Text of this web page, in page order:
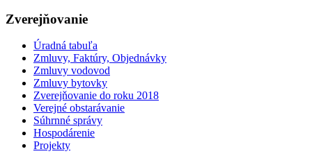
Zverejňovanie
Úradná tabuľa
Zmluvy, Faktúry, Objednávky
Zmluvy vodovod
Zmluvy bytovky
Zverejňovanie do roku 2018
Verejné obstarávanie
Súhrnné správy
Hospodárenie
Projekty